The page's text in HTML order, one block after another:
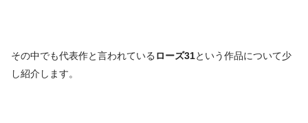
その中でも代表作と言われている ローズ31という作品について少
し紹介します。